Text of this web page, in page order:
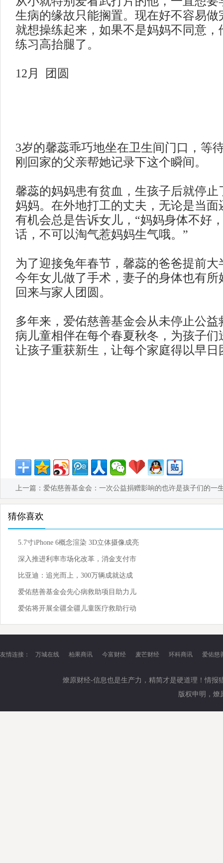
生病的缘故只能搁置。现在好不容易做
就想操练起来，如果不是妈妈不同意
练习高抬腿了。
12月 团圆
3岁的馨蕊乖巧地坐在卫生间门口，等
刚回家的父亲帮她记录下这个瞬间。
馨蕊的妈妈患有贫血，生孩子后就停
妈妈。在外地打工的丈夫，无论是当
有机会总是告诉女儿， “妈妈身体不好
话，不可以淘气惹妈妈生气哦。”
为了迎接兔年春节，馨蕊的爸爸提前
今年女儿做了手术，妻子的身体也有所
回来与家人团圆。
多年来，爱佑慈善基金会从未停止公
病儿童相伴在每个春夏秋冬，为孩子们
让孩子重获新生，让每个家庭得以早日
上一篇： 爱佑慈善基金会：一次公益捐赠影响的也许是孩子们的一
猜你喜欢
5.7寸iPhone 6概念渲染 3D立体摄像成亮
点
深入推进利率市场化改革，消金支付市
场有望重
比亚迪：追光而上，300万辆成就达成
爱佑慈善基金会先心病救助项目助力儿
童公益，为先心病患儿带来更
爱佑将开展全疆全疆儿童医疗救助行动
友情连接： 万城在线 柏果商讯 今富财经 麦芒财经 环科商讯 爱佑慈
燎原财经-信息也是生产力，精简才是硬道理！情
版权申明，燎